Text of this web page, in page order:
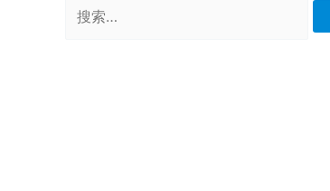
索：